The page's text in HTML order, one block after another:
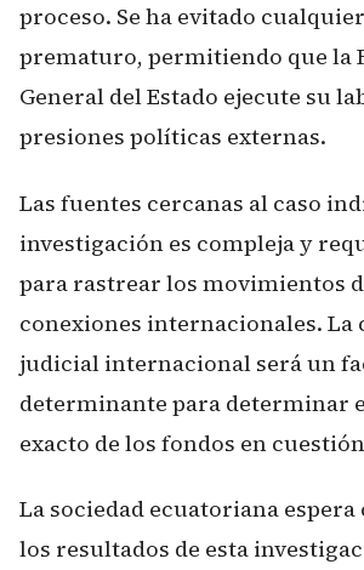
proceso. Se ha evitado
prematuro, permitiendo que la
General del Estado ejecute su
presiones políticas externas.
Las fuentes cercanas al caso
investigación es compleja y
para rastrear los movimientos
conexiones internacionales. La
judicial internacional será un
determinante para determinar
exacto de los fondos en
La sociedad ecuatoriana
los resultados de esta